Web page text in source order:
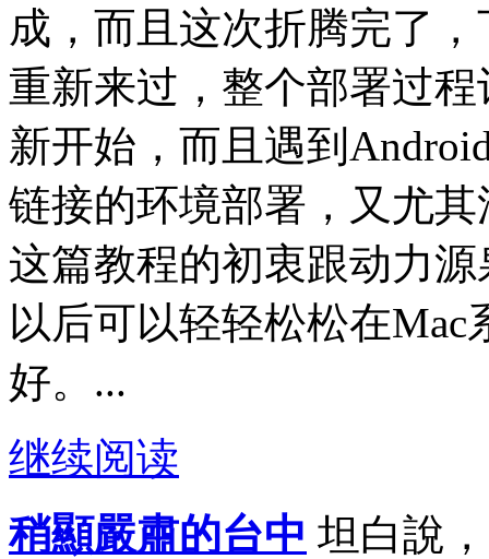
成，而且这次折腾完了
重新来过，整个部署过
新开始，而且遇到
链接的环境部署，又尤
这篇教程的初衷跟动力
以后可以轻轻松松在
好。...
继续阅读
稍顯嚴肅的台中 坦白說